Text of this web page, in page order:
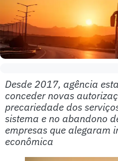
Desde 2017, agência
conceder novas
precariedade dos
sistema e no abandono
empresas que alegaram
econômica